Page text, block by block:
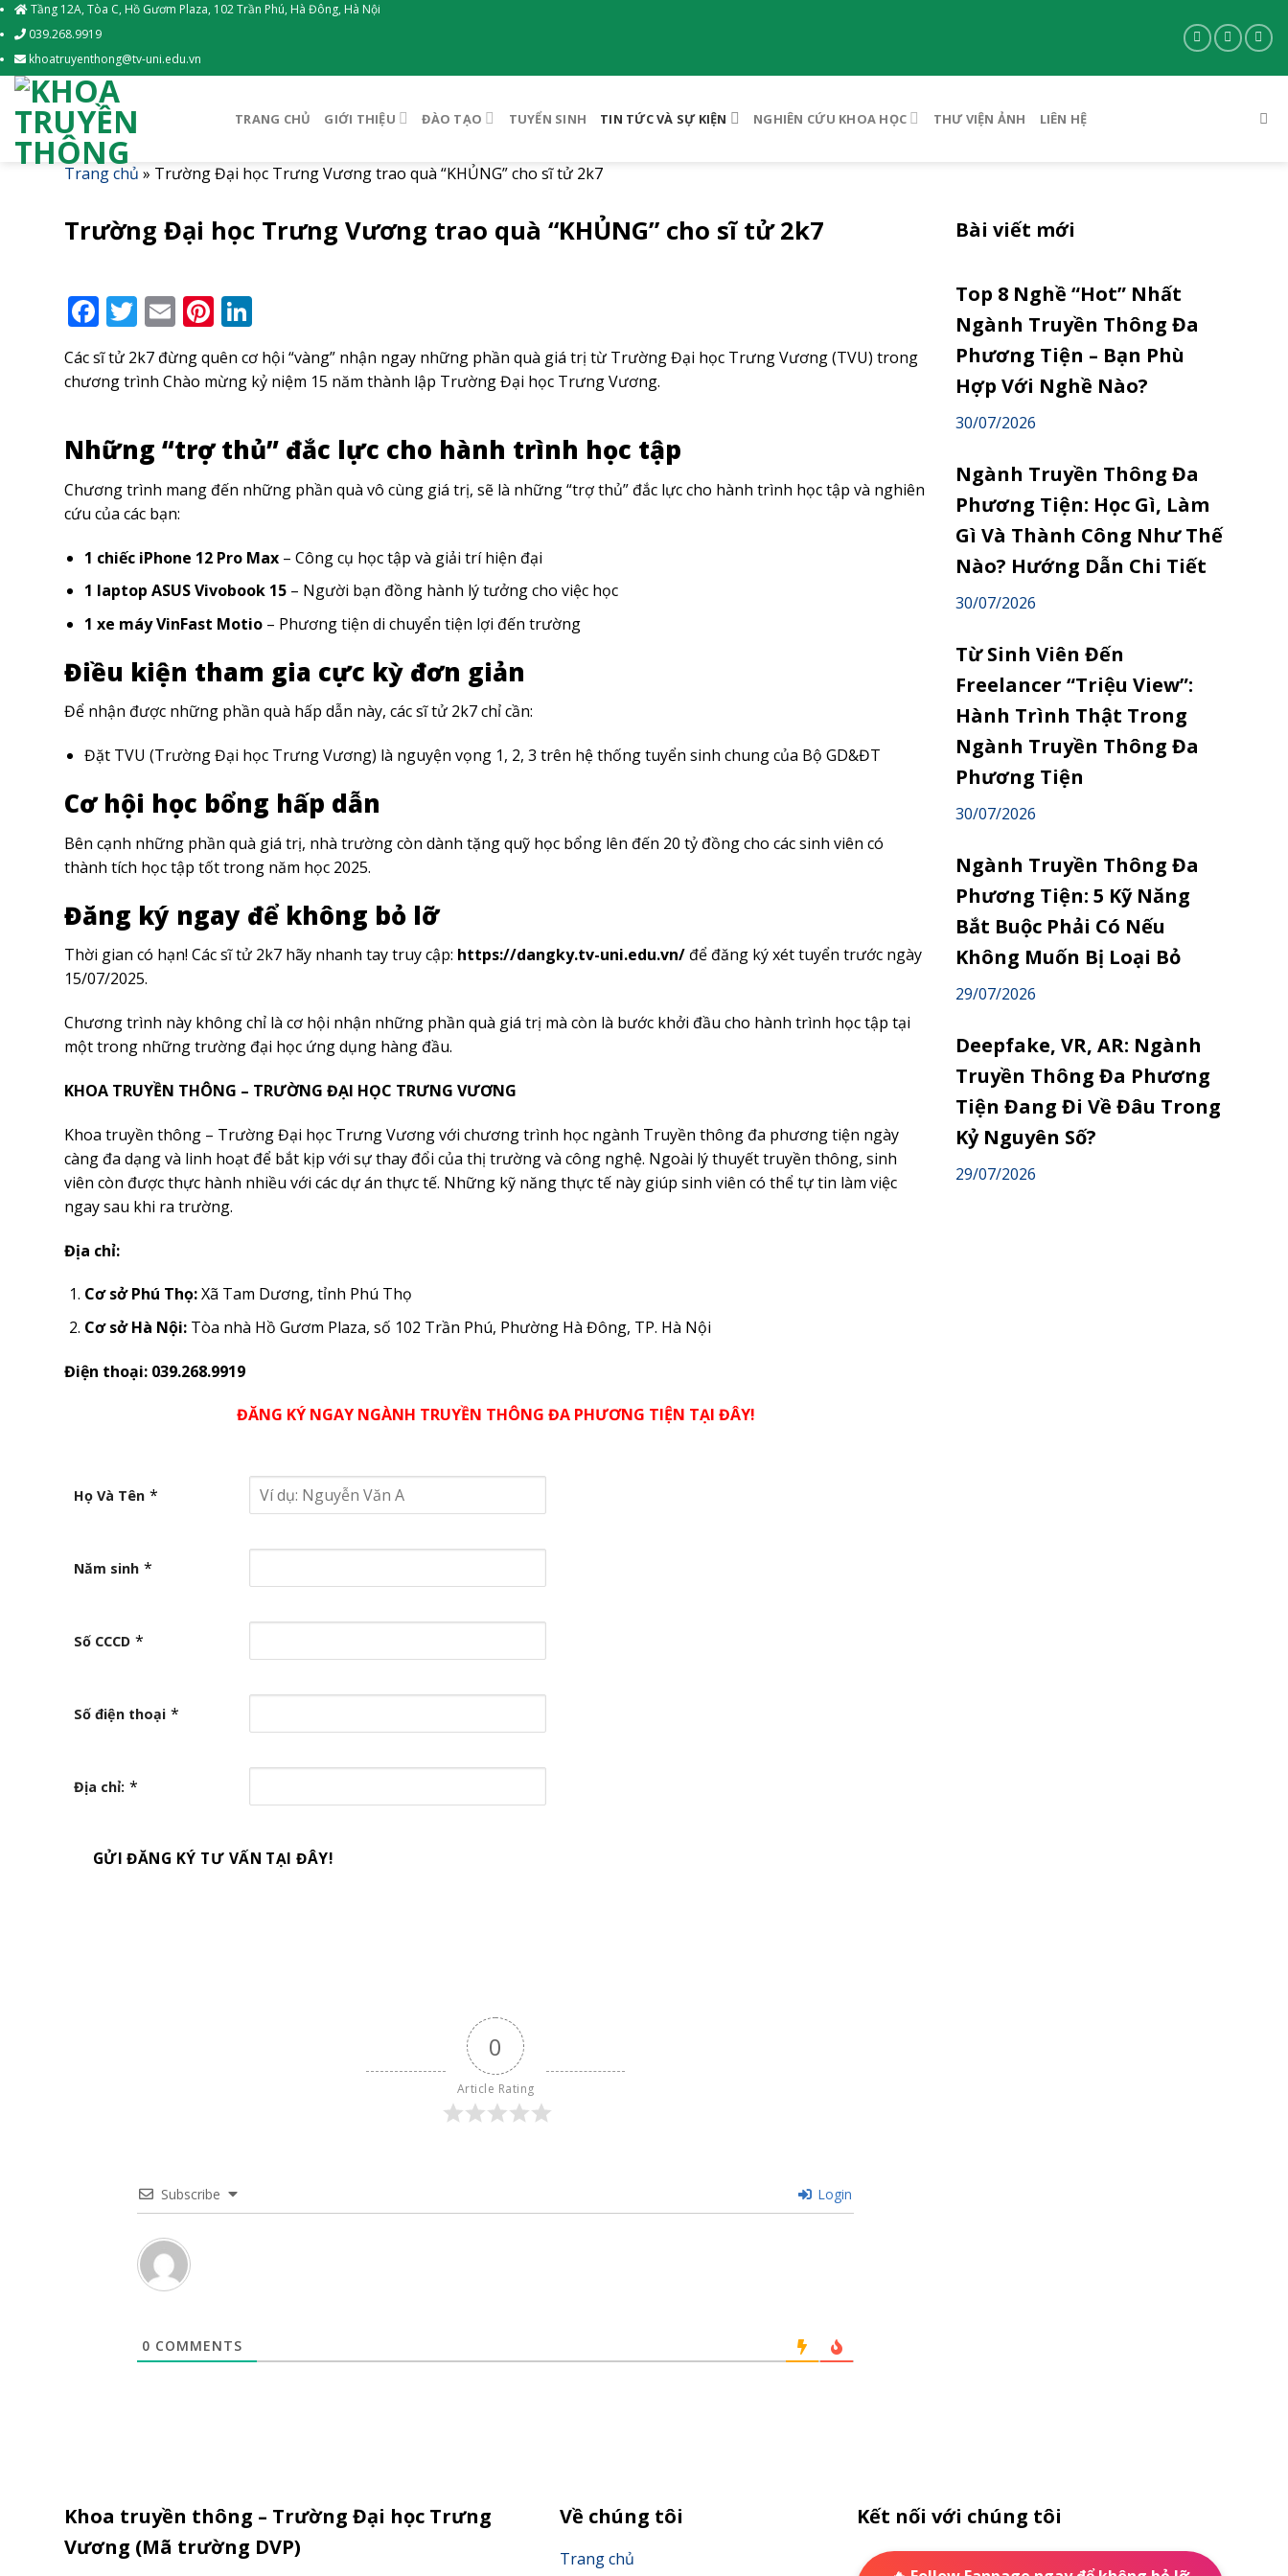
Skip
to
content
Tầng 12A, Tòa C, Hồ Gươm Plaza, 102 Trần Phú, Hà Đông, Hà Nội
039.268.9919
khoatruyenthong@tv-uni.edu.vn
TRANG CHỦ GIỚI THIỆU ĐÀO TẠO TUYỂN SINH TIN TỨC VÀ SỰ KIỆN NGHIÊN CỨU KHOA HỌC THƯ VIỆN ẢNH LIÊN HỆ
Trang chủ » Trường Đại học Trưng Vương trao quà “KHỦNG” cho sĩ tử 2k7
Trường Đại học Trưng Vương trao quà “KHỦNG” cho sĩ tử 2k7
Facebook
Twitter
EmailPinterest
Các sĩ tử 2k7 đừng quên cơ hội “vàng” nhận ngay những phần quà giá trị từ Trường Đại học Trưng Vương (TVU) trong
chương trình Chào mừng kỷ niệm 15 năm thành lập Trường Đại học Trưng Vương.
Những “trợ thủ” đắc lực cho hành trình học tập
Chương trình mang đến những phần quà vô cùng giá trị, sẽ là những “trợ thủ” đắc lực cho hành trình học tập và nghiên
cứu của các bạn:
1 chiếc iPhone 12 Pro Max– Công cụ học tập và giải trí hiện đại
1 laptop ASUS Vivobook 15– Người bạn đồng hành lý tưởng cho việc học
1 xe máy VinFast Motio– Phương tiện di chuyển tiện lợi đến trường
Điều kiện tham gia cực kỳ đơn giản
Để nhận được những phần quà hấp dẫn này, các sĩ tử 2k7 chỉ cần:
Đặt TVU (Trường Đại học Trưng Vương) là nguyện vọng 1, 2, 3 trên hệ thống tuyển sinh chung của Bộ GD&ĐT
Cơ hội học bổng hấp dẫn
Bên cạnh những phần quà giá trị, nhà trường còn dành tặng quỹ học bổng lên đến 20 tỷ đồng cho các sinh viên có
thành tích học tập tốt trong năm học 2025.
Đăng ký ngay để không bỏ lỡ
Thời gian có hạn! Các sĩ tử 2k7 hãy nhanh tay truy cập: https://dangky.tv-uni.edu.vn/ để đăng ký xét tuyển trước ngày
15/07/2025.
Chương trình này không chỉ là cơ hội nhận những phần quà giá trị mà còn là bước khởi đầu cho hành trình học tập tại
một trong những trường đại học ứng dụng hàng đầu.
KHOA TRUYỀN THÔNG – TRƯỜNG ĐẠI HỌC TRƯNG VƯƠNG
Khoa truyền thông – Trường Đại học Trưng Vương với chương trình học ngành Truyền thông đa phương tiện ngày
càng đa dạng và linh hoạt để bắt kịp với sự thay đổi của thị trường và công nghệ. Ngoài lý thuyết truyền thông, sinh
viên còn được thực hành nhiều với các dự án thực tế. Những kỹ năng thực tế này giúp sinh viên có thể tự tin làm việc
ngay sau khi ra trường.
Địa chỉ:
Cơ sở Phú Thọ:Xã Tam Dương, tỉnh Phú Thọ
Cơ sở Hà Nội:Tòa nhà Hồ Gươm Plaza, số 102 Trần Phú, Phường Hà Đông, TP. Hà Nội
Điện thoại: 039.268.9919
ĐĂNG KÝ NGAY NGÀNH TRUYỀN THÔNG ĐA PHƯƠNG TIỆN TẠI ĐÂY!
Họ Và Tên *
Năm sinh *
Số CCCD *
Số điện thoại *
Địa chỉ: *
GỬI ĐĂNG KÝ TƯ VẤN TẠI ĐÂY!
0
Article Rating
Subscribe Login
0 COMMENTS
Bài viết mới
Top 8 Nghề “Hot” Nhất
Ngành Truyền Thông Đa
Phương Tiện – Bạn Phù
Hợp Với Nghề Nào?
30/07/2026
Ngành Truyền Thông Đa
Phương Tiện: Học Gì, Làm
Gì Và Thành Công Như Thế
Nào? Hướng Dẫn Chi Tiết
30/07/2026
Từ Sinh Viên Đến
Freelancer “Triệu View”:
Hành Trình Thật Trong
Ngành Truyền Thông Đa
Phương Tiện
30/07/2026
Ngành Truyền Thông Đa
Phương Tiện: 5 Kỹ Năng
Bắt Buộc Phải Có Nếu
Không Muốn Bị Loại Bỏ
29/07/2026
Deepfake, VR, AR: Ngành
Truyền Thông Đa Phương
Tiện Đang Đi Về Đâu Trong
Kỷ Nguyên Số?
29/07/2026
Khoa truyền thông – Trường Đại học Trưng
Vương (Mã trường DVP)
Về chúng tôi
Trang chủ
Kết nối với chúng tôi